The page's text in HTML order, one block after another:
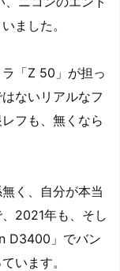
ました。
「Z 50」が担っ
ないリアルなフ
フも、無くなら
く、自分が本当
2021年も、そし
D3400」でバン
います。